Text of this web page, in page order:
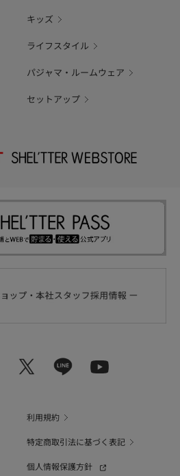
キッズ
ライフスタイル
パジャマ・ルームウェア
セットアップ
利用規約
特定商取引法に基づく表記
個人情報保護方針